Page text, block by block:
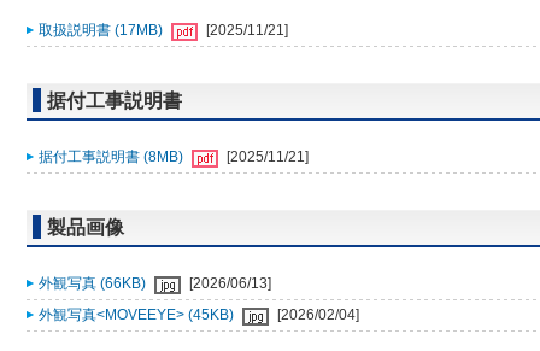
取扱説明書 (17MB) [2025/11/21]
据付工事説明書
据付工事説明書 (8MB) [2025/11/21]
製品画像
外観写真 (66KB)
[2026/06/13]
外観写真<MOVEEYE> (45KB)
[2026/02/04]